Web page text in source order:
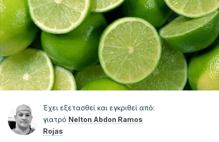
Έχει εξετασθεί και εγκριθεί από:
γιατρό Nelton Abdon Ramos
Rojas